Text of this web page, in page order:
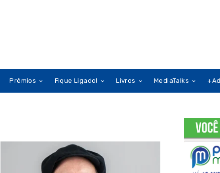
Prêmios Fique Ligado! Livros MediaTalks